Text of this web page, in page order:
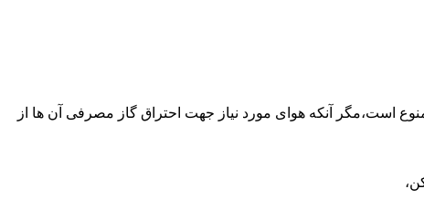
در واحدهای مسکونی و غیر مسکونی که مسحت آن ها کمتر از 60 متر مربع باشد ممنوع است،مگر آنکه هوای مورد نیاز جهت احتراق گاز مصرفی آن ها از